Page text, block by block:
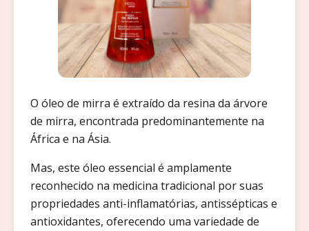
O óleo de mirra é extraído da resina da árvore
de mirra, encontrada predominantemente na
África e na Ásia.
Mas, este óleo essencial é amplamente
reconhecido na medicina tradicional por suas
propriedades anti-inflamatórias, antissépticas e
antioxidantes, oferecendo uma variedade de